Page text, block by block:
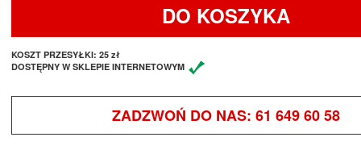
DO KOSZYKA
KOSZT PRZESYŁKI: 25 zł
DOSTĘPNY W SKLEPIE INTERNETOWYM
ZADZWOŃ DO NAS: 61 649 60 58